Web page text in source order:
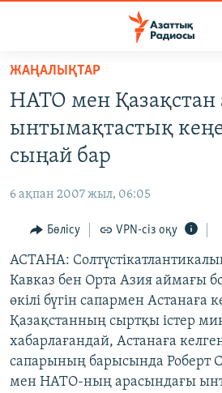
Skip
main
content
main
Search
AZATTYQTV
АДАМ ҚҰҚЫҚТАРЫ
ӘЛЕУМЕТ
ӘЛЕМ
АРНАЙЫ ЖОБАЛАР
Русский
ЖАЗЫЛЫҢЫЗ
ЖАҢАЛЫҚТАР
НАТО мен Қазақстан
ынтымақтастық
сыңай бар
6 ақпан 2007 жыл, 06:05
Бөлісу VPN-сіз оқу
АСТАНА:
Кавказ бен Орта Азия аймағы
өкілі бүгін сапармен Астанаға
Қазақстанның сыртқы істер
хабарлағандай, Астанаға
сапарының барысында Роберт
мен НАТО-ның арасындағы